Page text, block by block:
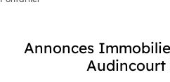
Annonces
Audincourt